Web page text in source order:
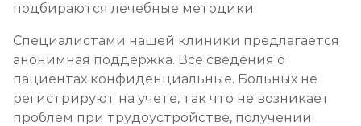
подбираются лечебные методики.
Специалистами нашей клиники предлагается
анонимная поддержка. Все сведения о
пациентах конфиденциальные. Больных не
регистрируют на учете, так что не возникает
проблем при трудоустройстве, получении